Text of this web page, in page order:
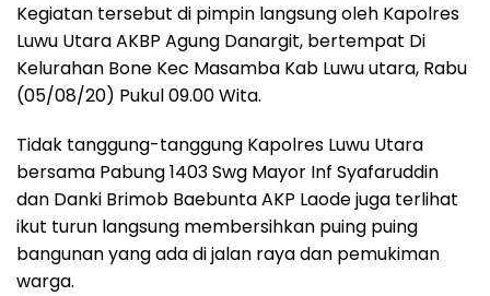
Kegiatan tersebut di pimpin langsung oleh Kapolres
Luwu Utara AKBP Agung Danargit, bertempat Di
Kelurahan Bone Kec Masamba Kab Luwu utara, Rabu
(05/08/20) Pukul 09.00 Wita.
Tidak tanggung-tanggung Kapolres Luwu Utara
bersama Pabung 1403 Swg Mayor Inf Syafaruddin
dan Danki Brimob Baebunta AKP Laode juga terlihat
ikut turun langsung membersihkan puing puing
bangunan yang ada di jalan raya dan pemukiman
warga.